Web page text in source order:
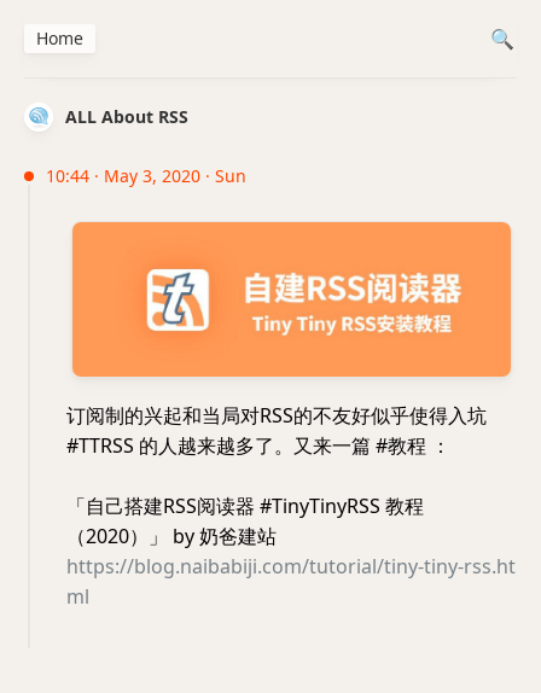
ALL About RSS
10:44 · May 3, 2020 · Sun
订阅制的兴起和当局对RSS的不友好似乎使得入坑
#TTRSS 的人越来越多了。又来一篇 #教程 ：
「自己搭建RSS阅读器 #TinyTinyRSS 教程
（2020）」 by 奶爸建站
https://blog.naibabiji.com/tutorial/tiny-tiny-rss.ht
ml
Home